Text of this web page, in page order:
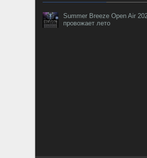
Summer Breeze Open Air
провожает лето